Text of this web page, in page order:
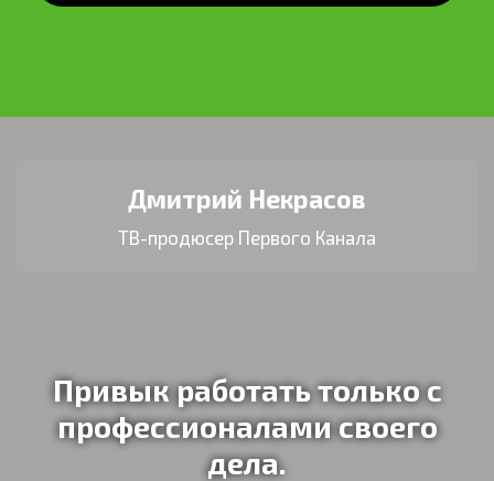
Привык работать только с
профессионалами своего
дела.
Дмитрий Некрасов
ТВ-продюсер Первого Канала